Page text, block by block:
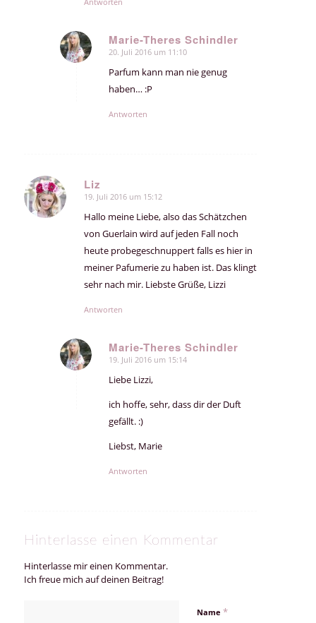
Marie-Theres Schindler
sagte:
20. Juli 2016 um 11:10
Parfum kann man nie genug
haben… :P
Antworten
Liz
sagte:
19. Juli 2016 um 15:12
Hallo meine Liebe, also das Schätzchen
von Guerlain wird auf jeden Fall noch
heute probegeschnuppert falls es hier in
meiner Pafumerie zu haben ist. Das klingt
sehr nach mir. Liebste Grüße, Lizzi
Antworten
Marie-Theres Schindler
sagte:
19. Juli 2016 um 15:14
Liebe Lizzi,
ich hoffe, sehr, dass dir der Duft
gefällt. :)
Liebst, Marie
Antworten
Hinterlasse einen Kommentar
Hinterlasse mir einen Kommentar.
Ich freue mich auf deinen Beitrag!
Name *